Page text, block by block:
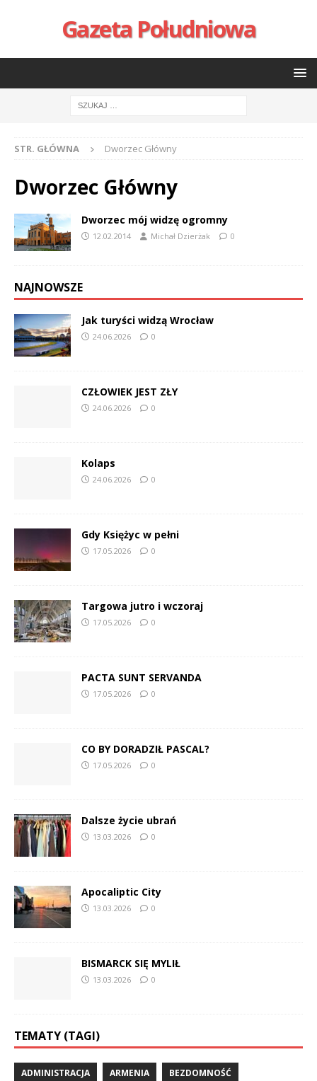
Gazeta Południowa
STR. GŁÓWNA Dworzec Główny
Dworzec Główny
Dworzec mój widzę ogromny
12.02.2014 Michał Dzierżak 0
NAJNOWSZE
Jak turyści widzą Wrocław
24.06.2026 0
CZŁOWIEK JEST ZŁY
24.06.2026 0
Kolaps
24.06.2026 0
Gdy Księżyc w pełni
17.05.2026 0
Targowa jutro i wczoraj
17.05.2026 0
PACTA SUNT SERVANDA
17.05.2026 0
CO BY DORADZIŁ PASCAL?
17.05.2026 0
Dalsze życie ubrań
13.03.2026 0
Apocaliptic City
13.03.2026 0
BISMARCK SIĘ MYLIŁ
13.03.2026 0
TEMATY (TAGI)
ADMINISTRACJA ARMENIA BEZDOMNOŚĆ